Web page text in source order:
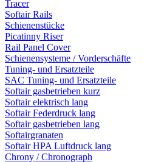
Tracer
Softair Rails
Schienenstücke
Picatinny Riser
Rail Panel Cover
Schienensysteme / Vorderschäfte
Tuning- und Ersatzteile
SAC Tuning- und Ersatzteile
Softair gasbetrieben kurz
Softair elektrisch lang
Softair Federdruck lang
Softair gasbetrieben lang
Softairgranaten
Softair HPA Luftdruck lang
Chrony / Chronograph